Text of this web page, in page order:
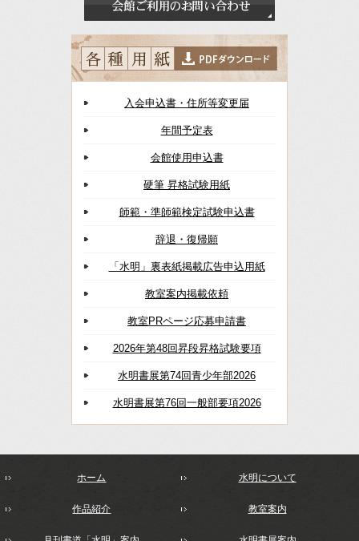
入会申込書・住所等変更届
年間予定表
会館使用申込書
硬筆 昇格試験用紙
師範・準師範検定試験申込書
辞退・復帰願
「水明」裏表紙掲載広告申込用紙
教室案内掲載依頼
教室PRページ応募申請書
2026年第48回昇段昇格試験要項
水明書展第74回青少年部2026
水明書展第76回一般部要項2026
ホーム 水明について
作品紹介 教室案内